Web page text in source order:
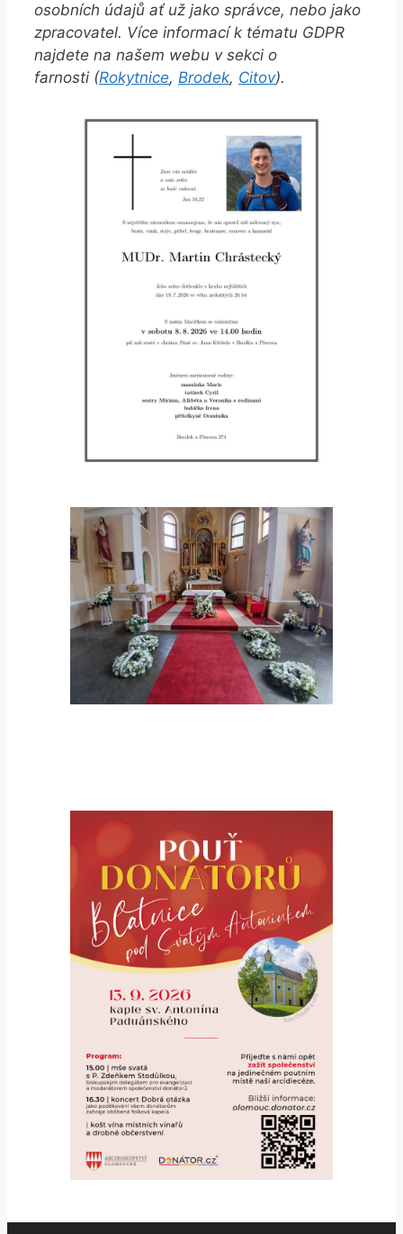
osobních údajů ať už jako správce, nebo jako
zpracovatel. Více informací k tématu GDPR
najdete na našem webu v sekci o
farnosti (Rokytnice, Brodek, Citov).